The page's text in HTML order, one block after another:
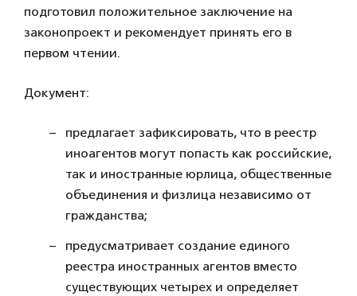
подготовил положительное заключение на
законопроект и рекомендует принять его в
первом чтении.
Документ:
предлагает зафиксировать, что в реестр
иноагентов могут попасть как российские,
так и иностранные юрлица, общественные
объединения и физлица независимо от
гражданства;
предусматривает создание единого
реестра иностранных агентов вместо
существующих четырех и определяет